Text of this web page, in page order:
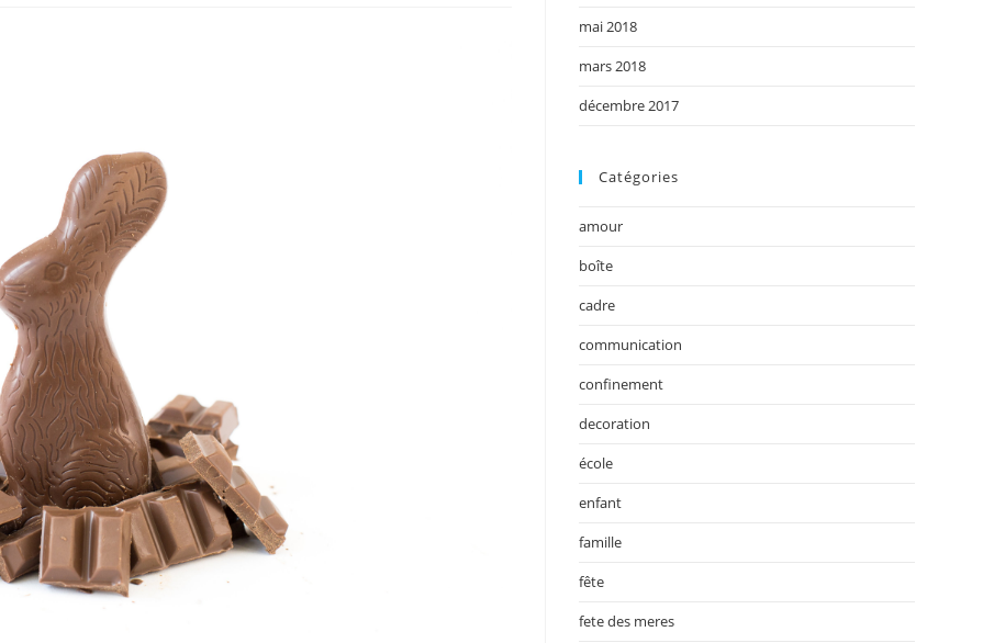
mai 2018
mars 2018
décembre 2017
Catégories
amour
boîte
cadre
communication
confinement
decoration
école
enfant
famille
fête
fete des meres